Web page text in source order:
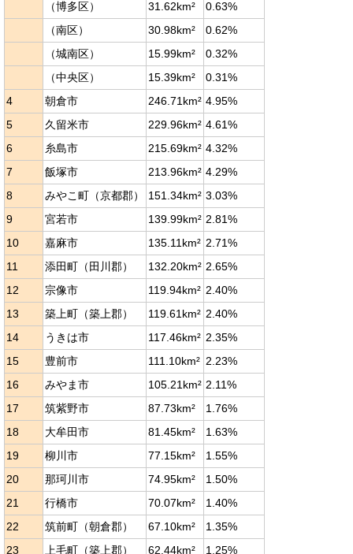
（博多区）
31.62km²
0.63%
（南区）
30.98km²
0.62%
（城南区）
15.99km²
0.32%
（中央区）
15.39km²
0.31%
4
朝倉市 246.71km² 4.95%
5
久留米市 229.96km² 4.61%
6
糸島市 215.69km² 4.32%
7
飯塚市 213.96km² 4.29%
8
みやこ町（京都郡） 151.34km² 3.03%
9
宮若市 139.99km² 2.81%
10
嘉麻市 135.11km² 2.71%
11
添田町（田川郡） 132.20km² 2.65%
12
宗像市 119.94km² 2.40%
13
築上町（築上郡） 119.61km² 2.40%
14
うきは市 117.46km² 2.35%
15
豊前市 111.10km² 2.23%
16
みやま市 105.21km² 2.11%
17
筑紫野市 87.73km²
1.76%
18
大牟田市 81.45km²
1.63%
19
柳川市 77.15km²
1.55%
20
那珂川市 74.95km²
1.50%
21
行橋市 70.07km²
1.40%
22
筑前町（朝倉郡） 67.10km²
1.35%
23
上毛町（築上郡） 62.44km²
1.25%